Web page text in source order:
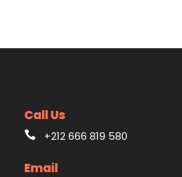
Call Us
+212 666 819 580
Email